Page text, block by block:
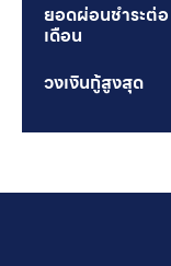
ยอดผ่อนชำระต่อ
เดือน
วงเงินกู้สูงสุด